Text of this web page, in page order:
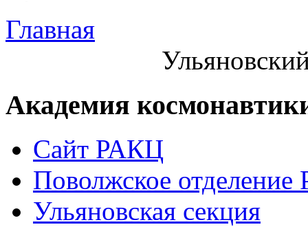
Главная
Академия
Сайт РАКЦ
Поволжское
Ульяновская секция